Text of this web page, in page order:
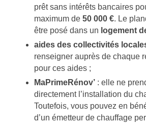
prêt sans intérêts bancaires
maximum de 50 000 €. Le
être posé dans un logement
aides des collectivités
renseigner auprès de chaque
pour ces aides ;
MaPrimeRénov’: elle ne
directement l’installation du
Toutefois, vous pouvez en
d’un émetteur de chauffage